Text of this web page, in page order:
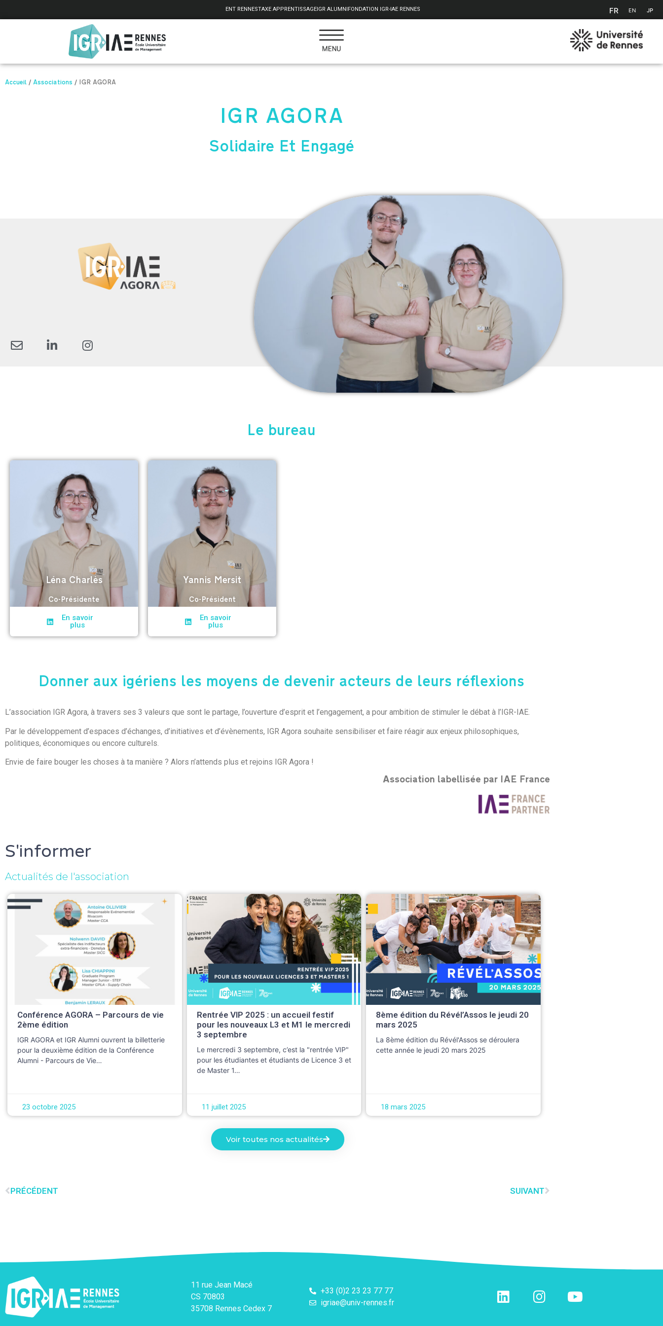
ENT RENNESTAXE APPRENTISSAGEIGR ALUMNI FONDATION IGR-IAE RENNES FR EN JP
Accueil / Associations / IGR AGORA
IGR AGORA
Solidaire Et Engagé
Le bureau
Léna Charlès
Co-Présidente
En savoir
plus
Yannis Mersit
Co-Président
En savoir
plus
Donner aux igériens les moyens de devenir acteurs de leurs réflexions
L’association IGR Agora, à travers ses 3 valeurs que sont le partage, l’ouverture d’esprit et l’engagement, a pour ambition de stimuler le débat à l’IGR-IAE.
Par le développement d’espaces d’échanges, d’initiatives et d’évènements, IGR Agora souhaite sensibiliser et faire réagir aux enjeux philosophiques,
politiques, économiques ou encore culturels.
Envie de faire bouger les choses à ta manière ? Alors n’attends plus et rejoins IGR Agora !
Association labellisée par IAE France
S'informer
Actualités de l'association
23 octobre 2025
IGR AGORA et IGR Alumni ouvrent la billetterie
pour la deuxième édition de la Conférence
Alumni - Parcours de Vie…
Conférence AGORA – Parcours de vie
2ème édition
11 juillet 2025
Le mercredi 3 septembre, c’est la "rentrée VIP"
pour les étudiantes et étudiants de Licence 3 et
de Master 1…
Rentrée VIP 2025 : un accueil festif
pour les nouveaux L3 et M1 le mercredi
3 septembre
18 mars 2025
La 8ème édition du Révél'Assos se déroulera
cette année le jeudi 20 mars 2025
8ème édition du Révél’Assos le jeudi 20
mars 2025
Voir toutes nos actualités
PRÉCÉDENT SUIVANT
11 rue Jean Macé
CS 70803
35708 Rennes Cedex 7
+33 (0)2 23 23 77 77
igriae@univ-rennes.fr